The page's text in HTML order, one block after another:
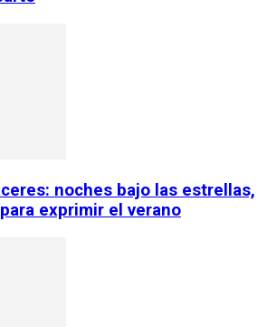
noches bajo las estrellas,
exprimir el verano